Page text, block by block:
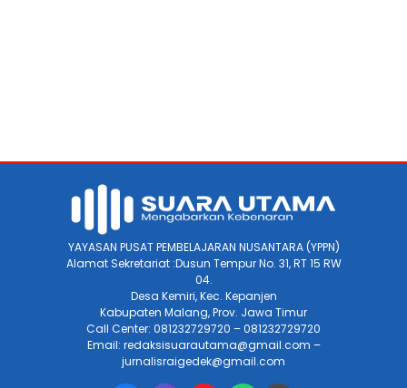
YAYASAN PUSAT PEMBELAJARAN NUSANTARA (YPPN)
Alamat Sekretariat :Dusun Tempur No. 31, RT 15 RW
04.
Desa Kemiri, Kec. Kepanjen
Kabupaten Malang, Prov. Jawa Timur
Call Center: 081232729720 – 081232729720
Email: redaksisuarautama@gmail.com –
jurnalisraigedek@gmail.com